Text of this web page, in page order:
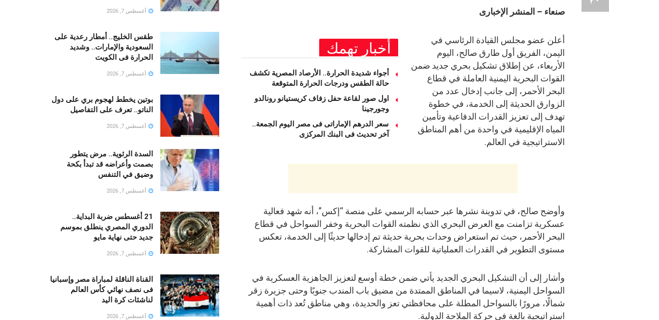
صنعاء – المنشر الإخبارى
أخبار تهمك
أجواء شديدة الحرارة.. الأرصاد المصرية تكشف
حالة الطقس ودرجات الحرارة المتوقعة
اول صور لقاعة حفل زفاف كريستيانو رونالدو
وجورجينا
سعر الدرهم الإماراتى فى مصر اليوم الجمعة..
آخر تحديث فى البنك المركزى
أعلن عضو مجلس القيادة الرئاسي في
اليمن، الفريق أول طارق صالح، اليوم
الأربعاء، عن إطلاق تشكيل بحري جديد ضمن
القوات البحرية اليمنية العاملة في قطاع
البحر الأحمر، إلى جانب إدخال عدد من
الزوارق الحديثة إلى الخدمة، في خطوة
تهدف إلى تعزيز القدرات الدفاعية وتأمين
المياه الإقليمية في واحدة من أهم المناطق
الاستراتيجية في العالم.
وأوضح صالح، في تدوينة نشرها عبر حسابه الرسمي على منصة “إكس”، أنه شهد فعالية
عسكرية تزامنت مع العرض البحري الذي نظمته القوات البحرية وخفر السواحل في قطاع
البحر الأحمر، حيث تم استعراض وحدات بحرية حديثة تم إدخالها حديثًا إلى الخدمة، تعكس
مستوى التطوير في القدرات العملياتية للقوات المشاركة.
وأشار إلى أن التشكيل البحري الجديد يأتي ضمن خطة أوسع لتعزيز الجاهزية العسكرية في
السواحل اليمنية، لاسيما في المناطق الممتدة من مضيق باب المندب جنوبًا وحتى جزيرة زقر
شمالًا، مرورًا بالسواحل المطلة على محافظتي تعز والحديدة، وهي مناطق تُعد ذات أهمية
استراتيجية بالغة في حركة الملاحة الدولية.
أغسطس 7, 2026
طقس الخليج.. أمطار رعدية على
السعودية والإمارات.. وشديد
الحرارة فى الكويت
أغسطس 7, 2026
بوتين يخطط لهجوم بري على دول
الناتو.. تعرف على التفاصيل
أغسطس 7, 2026
السدة الرئوية.. مرض يتطور
بصمت وأعراضه قد تبدأ بكحة
وضيق في التنفس
أغسطس 7, 2026
21 أغسطس ضربة البداية..
الدوري المصري ينطلق بموسم
جديد حتى نهاية مايو
أغسطس 7, 2026
القناة الناقلة لمباراة مصر وإسبانيا
فى نصف نهائي كأس العالم
لناشئات كرة اليد
أغسطس 7, 2026